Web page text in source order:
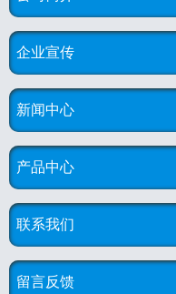
企业宣传
新闻中心
产品中心
联系我们
留言反馈